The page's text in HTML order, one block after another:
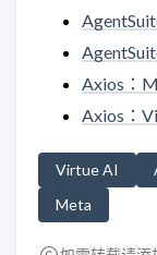
Axios：
Axios：
Virtue AI
Meta